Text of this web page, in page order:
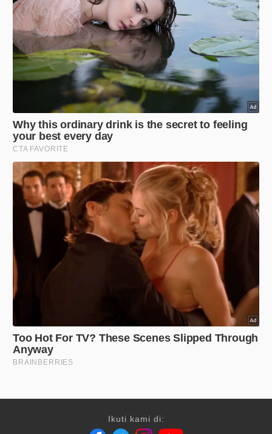
Ikuti kami di: